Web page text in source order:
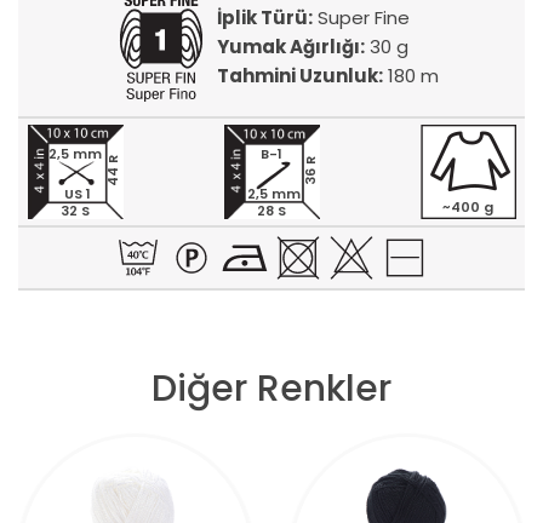
İplik Türü:Super Fine
Yumak Ağırlığı:30 g
Tahmini Uzunluk:180 m
32 S
44 R
2,5 mm
US 1
28 S
36 R
B-1
2,5 mm
~400 g
Diğer Renkler